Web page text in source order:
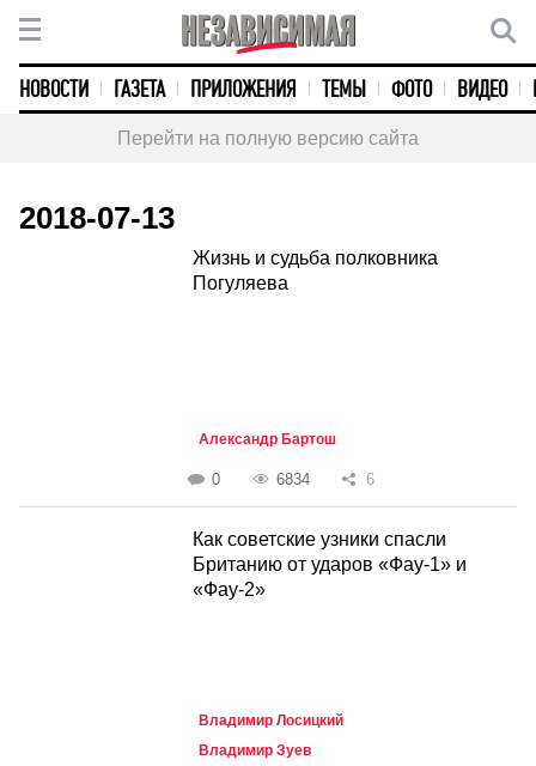
НОВОСТИ ГАЗЕТА ПРИЛОЖЕНИЯ ТЕМЫ ФОТО ВИДЕО
Перейти на полную версию сайта
2018-07-13
Жизнь и судьба полковника
Погуляева
Александр Бартош
0 6834 6
Как советские узники спасли
Британию от ударов «Фау-1» и
«Фау-2»
Владимир Лосицкий
Владимир Зуев